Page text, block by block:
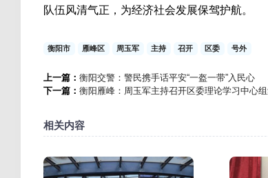
队伍风清气正，为经济社会发展保驾护航。
衡阳市 雁峰区 周玉军 主持 召开 区委 号外
上一篇： 衡阳交警：警民携手话平安“一盔一带”入民心
下一篇： 衡阳雁峰：周玉军主持召开区委理论学习中心
相关内容